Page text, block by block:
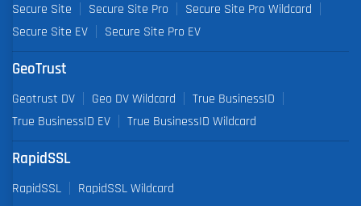
Secure Site Secure Site Pro
Secure Site Pro Wildcard
Secure Site EV
Secure Site Pro EV
GeoTrust
Geotrust DV Geo DV Wildcard
True BusinessID
True BusinessID EV
True BusinessID Wildcard
RapidSSL
RapidSSL RapidSSL Wildcard